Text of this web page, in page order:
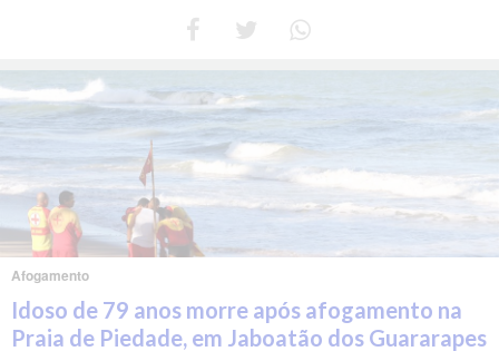
Afogamento
Idoso de 79 anos morre após afogamento na
Praia de Piedade, em Jaboatão dos Guararapes